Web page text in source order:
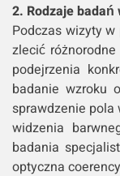
2. Rodzaje badań
Podczas wizyty
zlecić
podejrzenia
badanie wzroku
sprawdzenie pola
widzenia
badania
optyczna